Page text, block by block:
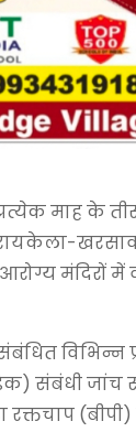
माह के
खरसावाँ
मंदिरों
संबंधी
रक्तचाप